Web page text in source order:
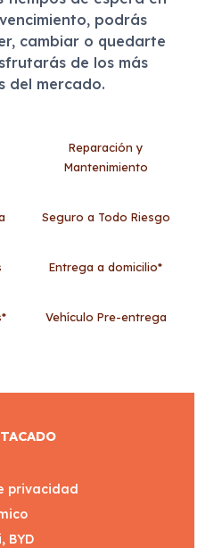
podrás
cambiar o quedarte
de los más
del mercado.
Reparación y
Mantenimiento
Seguro a Todo Riesgo
Entrega a domicilio*
Vehículo Pre-entrega
privacidad
BYD